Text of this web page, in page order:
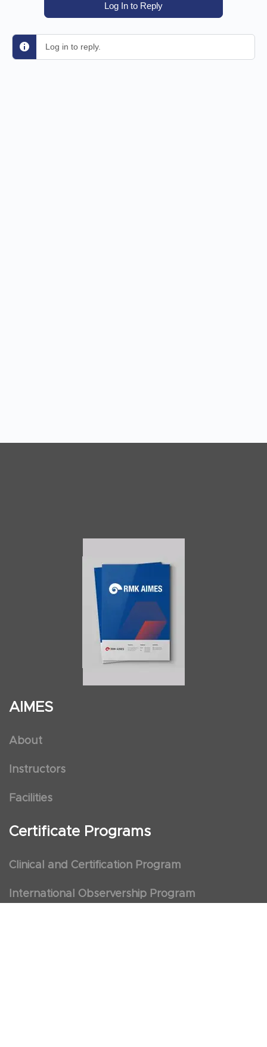
Log In to Reply
Log in to reply.
AIMES
About
Instructors
Facilities
Certificate Programs
Clinical and Certification Program
International Observership Program